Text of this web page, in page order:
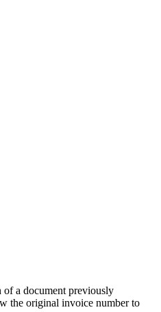
of a document previously
the original invoice number to